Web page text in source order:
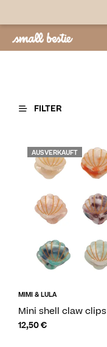
FILTER
AUSVERKAUFT
MIMI & LULA
Mini shell claw clips
12,50€